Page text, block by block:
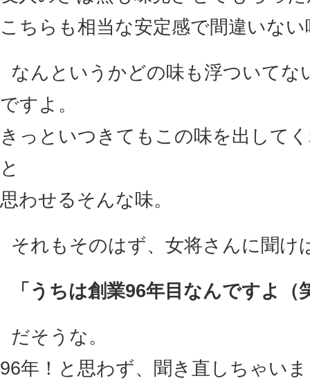
こちらも相当な安定感で間違いない
なんというかどの味も浮ついてな
ですよ。
きっといつきてもこの味を出して
と
思わせるそんな味。
それもそのはず、女将さんに聞け
「うちは創業96年目なんですよ（
だそうな。
96年！と思わず、聞き直しちゃい